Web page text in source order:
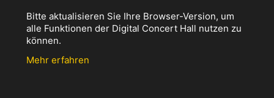
Bitte aktualisieren Sie Ihre Browser-Version, um
alle Funktionen der Digital Concert Hall nutzen zu
können.
Mehr erfahren